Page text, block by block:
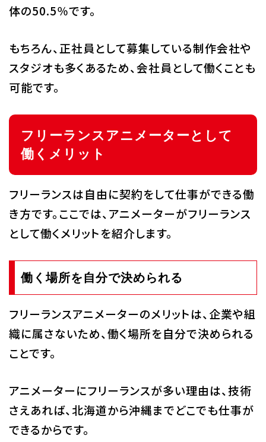
体の50.5％です。
もちろん、正社員として募集している制作会社や
スタジオも多くあるため、会社員として働くことも
可能です。
フリーランスアニメーターとして
働くメリット
フリーランスは自由に契約をして仕事ができる働
き方です。ここでは、アニメーターがフリーランス
として働くメリットを紹介します。
働く場所を自分で決められる
フリーランスアニメーターのメリットは、企業や組
織に属さないため、働く場所を自分で決められる
ことです。
アニメーターにフリーランスが多い理由は、技術
さえあれば、北海道から沖縄までどこでも仕事が
できるからです。